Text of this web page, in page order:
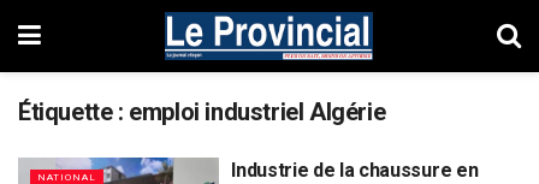
Étiquette : emploi industriel Algérie
NATIONAL
Industrie de la chaussure en